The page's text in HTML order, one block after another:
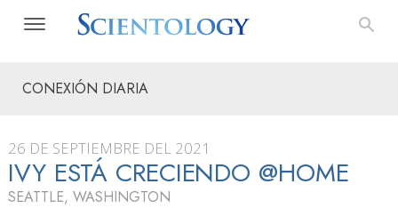
CONEXIÓN DIARIA
26 DE SEPTIEMBRE DEL 2021
IVY ESTÁ CRECIENDO @HOME
SEATTLE, WASHINGTON